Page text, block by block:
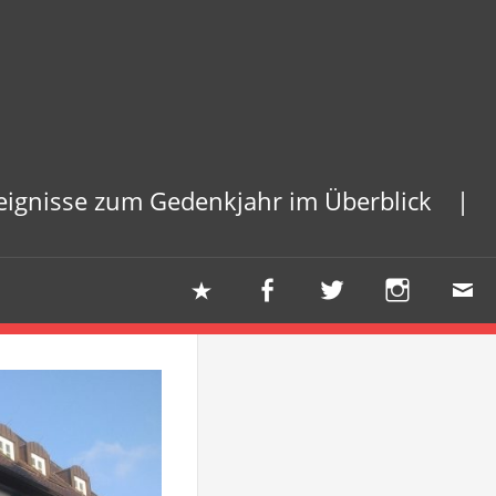
zum Gedenkjahr im Überblick |